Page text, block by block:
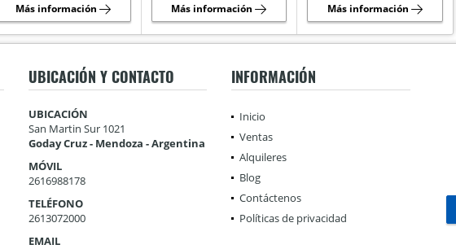
Más información Más información Más información
UBICACIÓN Y CONTACTO
UBICACIÓN
San Martin Sur 1021
Goday Cruz - Mendoza - Argentina
MÓVIL
2616988178
TELÉFONO
2613072000
EMAIL
INFORMACIÓN
Inicio
Ventas
Alquileres
Blog
Contáctenos
Políticas de privacidad